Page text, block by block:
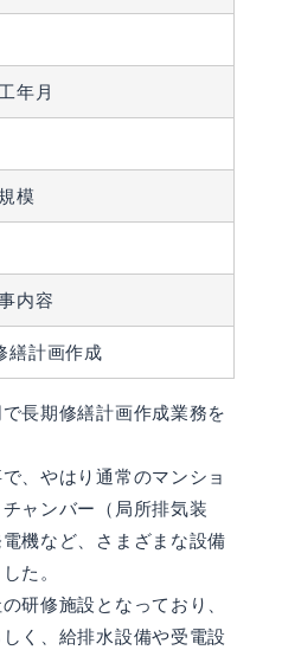
年月
規模
内容
繕計画作成
長期修繕計画作成業務を
、やはり通常のマンショ
ャンバー（局所排気装
機など、さまざまな設備
た。
研修施設となっており、
く、給排水設備や受電設